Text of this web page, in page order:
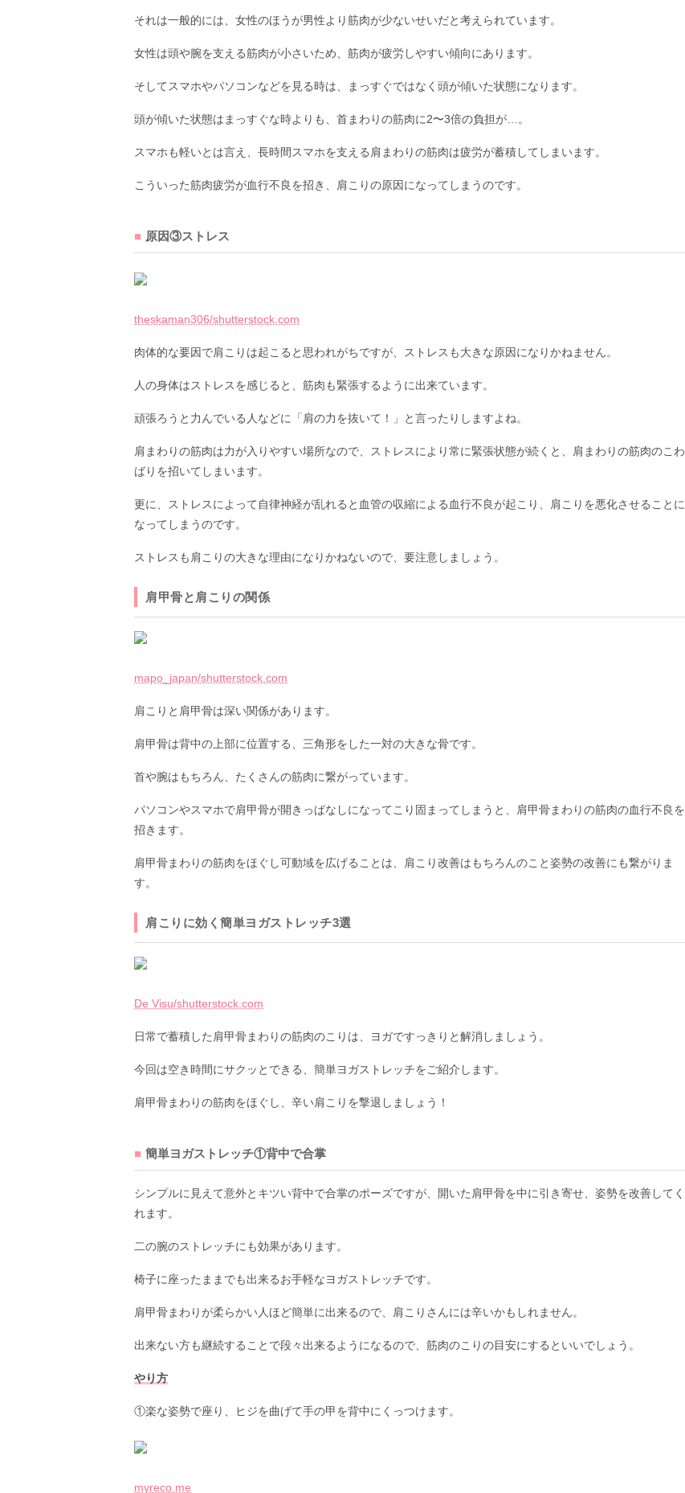
それは一般的には、女性のほうが男性より筋肉が少ないせいだと考えられています。
女性は頭や腕を支える筋肉が小さいため、筋肉が疲労しやすい傾向にあります。
そしてスマホやパソコンなどを見る時は、まっすぐではなく頭が傾いた状態になります。
頭が傾いた状態はまっすぐな時よりも、首まわりの筋肉に2〜3倍の負担が…。
スマホも軽いとは言え、長時間スマホを支える肩まわりの筋肉は疲労が蓄積してしまいます。
こういった筋肉疲労が血行不良を招き、肩こりの原因になってしまうのです。
原因③ストレス
theskaman306/shutterstock.com
肉体的な要因で肩こりは起こると思われがちですが、ストレスも大きな原因になりかねません。
人の身体はストレスを感じると、筋肉も緊張するように出来ています。
頑張ろうと力んでいる人などに「肩の力を抜いて！」と言ったりしますよね。
肩まわりの筋肉は力が入りやすい場所なので、ストレスにより常に緊張状態が続くと、肩まわりの筋肉のこわ
ばりを招いてしまいます。
更に、ストレスによって自律神経が乱れると血管の収縮による血行不良が起こり、肩こりを悪化させることに
なってしまうのです。
ストレスも肩こりの大きな理由になりかねないので、要注意しましょう。
肩甲骨と肩こりの関係
mapo_japan/shutterstock.com
肩こりと肩甲骨は深い関係があります。
肩甲骨は背中の上部に位置する、三角形をした一対の大きな骨です。
首や腕はもちろん、たくさんの筋肉に繋がっています。
パソコンやスマホで肩甲骨が開きっぱなしになってこり固まってしまうと、肩甲骨まわりの筋肉の血行不良を
招きます。
肩甲骨まわりの筋肉をほぐし可動域を広げることは、肩こり改善はもちろんのこと姿勢の改善にも繋がりま
す。
肩こりに効く簡単ヨガストレッチ3選
De Visu/shutterstock.com
日常で蓄積した肩甲骨まわりの筋肉のこりは、ヨガですっきりと解消しましょう。
今回は空き時間にサクッとできる、簡単ヨガストレッチをご紹介します。
肩甲骨まわりの筋肉をほぐし、辛い肩こりを撃退しましょう！
簡単ヨガストレッチ①背中で合掌
シンプルに見えて意外とキツい背中で合掌のポーズですが、開いた肩甲骨を中に引き寄せ、姿勢を改善してく
れます。
二の腕のストレッチにも効果があります。
椅子に座ったままでも出来るお手軽なヨガストレッチです。
肩甲骨まわりが柔らかい人ほど簡単に出来るので、肩こりさんには辛いかもしれません。
出来ない方も継続することで段々出来るようになるので、筋肉のこりの目安にするといいでしょう。
やり方
①楽な姿勢で座り、ヒジを曲げて手の甲を背中にくっつけます。
myreco.me